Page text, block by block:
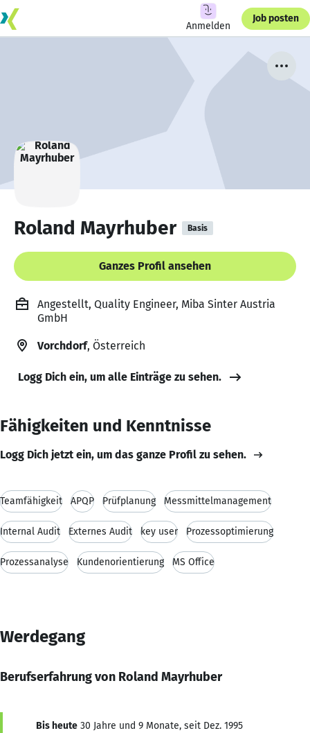
Anmelden
Job posten
Roland Mayrhuber Basis
Ganzes Profil ansehen
Angestellt, Quality Engineer, Miba Sinter Austria
GmbH
Vorchdorf, Österreich
Logg Dich ein, um alle Einträge zu sehen.
Fähigkeiten und Kenntnisse
Logg Dich jetzt ein, um das ganze Profil zu sehen.
Teamfähigkeit APQP Prüfplanung Messmittelmanagement
Internal Audit Externes Audit key user Prozessoptimierung
Prozessanalyse Kundenorientierung MS Office
Werdegang
Berufserfahrung von Roland Mayrhuber
Bis heute 30 Jahre und 9 Monate, seit Dez. 1995